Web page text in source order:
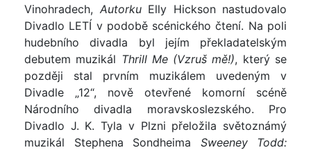
Vinohradech, AutorkuElly Hickson nastudovalo
Divadlo LETÍ v podobě scénického čtení. Na poli
hudebního divadla byl jejím překladatelským
debutem muzikál Thrill Me (Vzruš mě!), který se
později stal prvním muzikálem uvedeným v
Divadle „12“, nově otevřené komorní scéně
Národního divadla moravskoslezského. Pro
Divadlo J. K. Tyla v Plzni přeložila světoznámý
muzikál Stephena Sondheima Sweeney Todd: